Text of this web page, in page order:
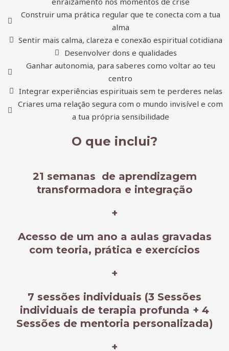
Construir uma prática regular que te conecta com a tua
alma
Sentir mais calma, clareza e conexão espiritual cotidiana
Desenvolver dons e qualidades
Ganhar autonomia, para saberes como voltar ao teu
centro
Integrar experiências espirituais sem te perderes nelas
Criares uma relação segura com o mundo invisível e com
a tua própria sensibilidade
O que inclui?
21 semanas de aprendizagem
transformadora e integração
+
Acesso de um ano a aulas gravadas
com teoria, prática e exercícios
+
7 sessões individuais (3 Sessões
individuais de terapia profunda + 4
Sessões de mentoria personalizada)
+